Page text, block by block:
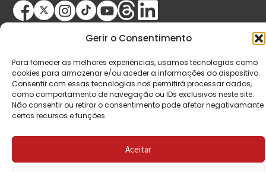
Gerir o Consentimento
Para fornecer as melhores experiências, usamos tecnologias como
cookies para armazenar e/ou aceder a informações do dispositivo.
Consentir com essas tecnologias nos permitirá processar dados,
como comportamento de navegação ou IDs exclusivos neste site.
Não consentir ou retirar o consentimento pode afetar negativamante
certos recursos e funções.
Aceitar
© Copyright 2026 Saída de Emergência. Todos os
direitos reservados.